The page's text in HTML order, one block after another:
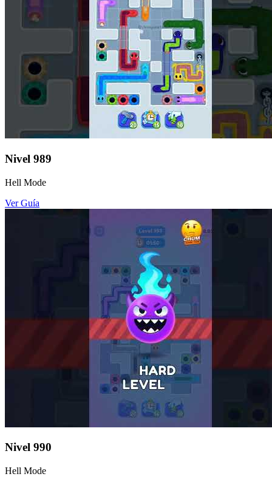
Nivel 989
Hell Mode
Ver Guía
Nivel 990
Hell Mode